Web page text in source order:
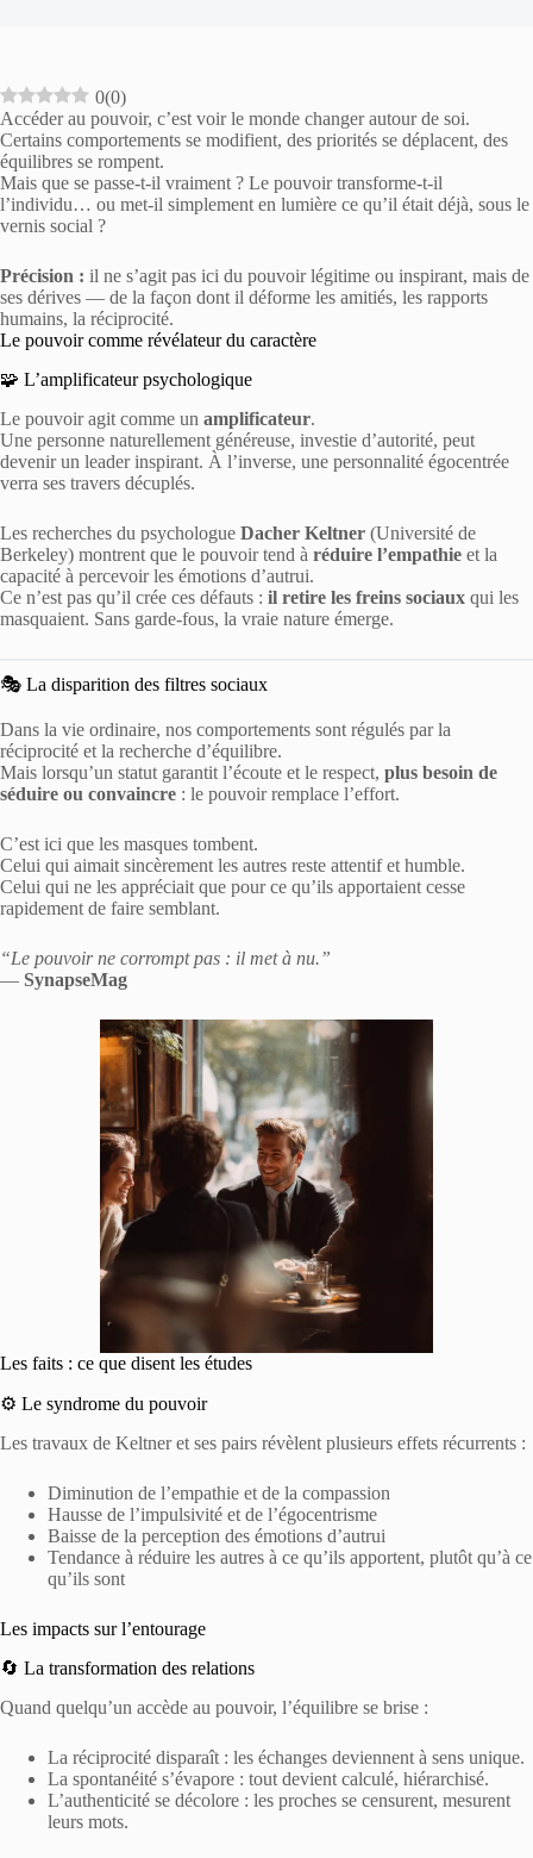
0(0)
Accéder au pouvoir, c’est voir le monde changer autour de soi.
Certains comportements se modifient, des priorités se déplacent, des
équilibres se rompent.
Mais que se passe-t-il vraiment ? Le pouvoir transforme-t-il
l’individu… ou met-il simplement en lumière ce qu’il était déjà, sous le
vernis social ?
Précision : il ne s’agit pas ici du pouvoir légitime ou inspirant, mais de
ses dérives — de la façon dont il déforme les amitiés, les rapports
humains, la réciprocité.
Le pouvoir comme révélateur du caractère
🧩 L’amplificateur psychologique
Le pouvoir agit comme un amplificateur.
Une personne naturellement généreuse, investie d’autorité, peut
devenir un leader inspirant. À l’inverse, une personnalité égocentrée
verra ses travers décuplés.
Les recherches du psychologue Dacher Keltner (Université de
Berkeley) montrent que le pouvoir tend à réduire l’empathie et la
capacité à percevoir les émotions d’autrui.
Ce n’est pas qu’il crée ces défauts : il retire les freins sociaux qui les
masquaient. Sans garde-fous, la vraie nature émerge.
🎭 La disparition des filtres sociaux
Dans la vie ordinaire, nos comportements sont régulés par la
réciprocité et la recherche d’équilibre.
Mais lorsqu’un statut garantit l’écoute et le respect, plus besoin de
séduire ou convaincre : le pouvoir remplace l’effort.
C’est ici que les masques tombent.
Celui qui aimait sincèrement les autres reste attentif et humble.
Celui qui ne les appréciait que pour ce qu’ils apportaient cesse
rapidement de faire semblant.
“Le pouvoir ne corrompt pas : il met à nu.”
— SynapseMag
Les faits : ce que disent les études
⚙️ Le syndrome du pouvoir
Les travaux de Keltner et ses pairs révèlent plusieurs effets récurrents :
Diminution de l’empathie et de la compassion
Hausse de l’impulsivité et de l’égocentrisme
Baisse de la perception des émotions d’autrui
Tendance à réduire les autres à ce qu’ils apportent, plutôt qu’à ce
qu’ils sont
Les impacts sur l’entourage
🔄 La transformation des relations
Quand quelqu’un accède au pouvoir, l’équilibre se brise :
La réciprocité disparaît : les échanges deviennent à sens unique.
La spontanéité s’évapore : tout devient calculé, hiérarchisé.
L’authenticité se décolore : les proches se censurent, mesurent
leurs mots.